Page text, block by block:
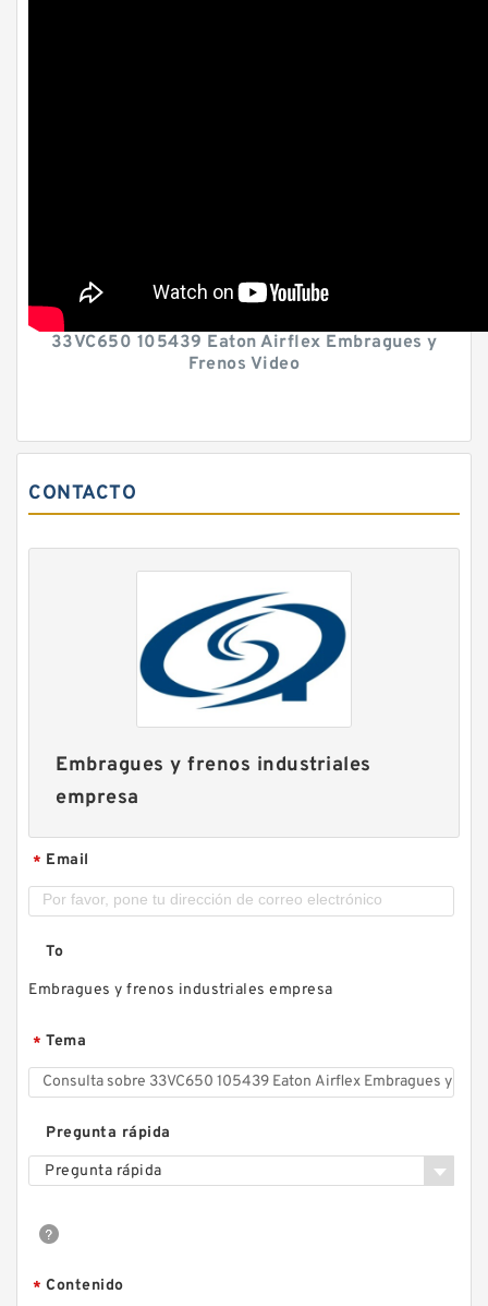
33VC650 105439 Eaton Airflex Embragues y
Frenos Video
CONTACTO
Embragues y frenos industriales
empresa
* Email
To
Embragues y frenos industriales empresa
* Tema
Pregunta rápida
Pregunta rápida
* Contenido